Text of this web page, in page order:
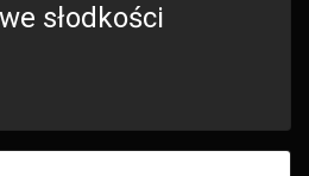
słodkości